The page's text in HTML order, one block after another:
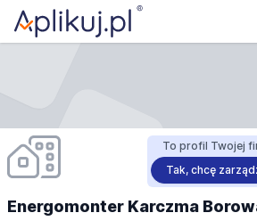
To profil Twojej
Tak, chcę
Energomonter Karczma